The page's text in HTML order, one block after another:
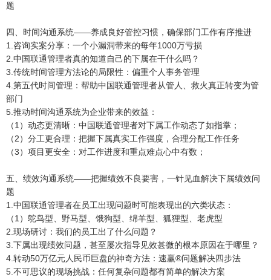
题
四、时间沟通系统——养成良好管控习惯，确保部门工作有序推进
1.咨询实案分享：一个小漏洞带来的每年1000万亏损
2.中国联通管理者真的知道自己的下属在干什么吗？
3.传统时间管理方法论的局限性：偏重个人事务管理
4.第五代时间管理：帮助中国联通管理者从管人、救火真正转变为管
部门
5.推动时间沟通系统为企业带来的效益：
（1）动态更清晰：中国联通管理者对下属工作动态了如指掌；
（2）分工更合理：把握下属真实工作强度，合理分配工作任务
（3）项目更安全：对工作进度和重点难点心中有数；
五、绩效沟通系统——把握绩效不良要害，一针见血解决下属绩效问
题
1.中国联通管理者在员工出现问题时可能表现出的六类状态：
（1）鸵鸟型、野马型、饿狗型、绵羊型、狐狸型、老虎型
2.现场研讨：我们的员工出了什么问题？
3.下属出现绩效问题，甚至屡次指导见效甚微的根本原因在于哪里？
4.转动50万亿元人民币巨盘的神奇方法：速赢®问题解决四步法
5.不可思议的现场挑战：任何复杂问题都有简单的解决方案